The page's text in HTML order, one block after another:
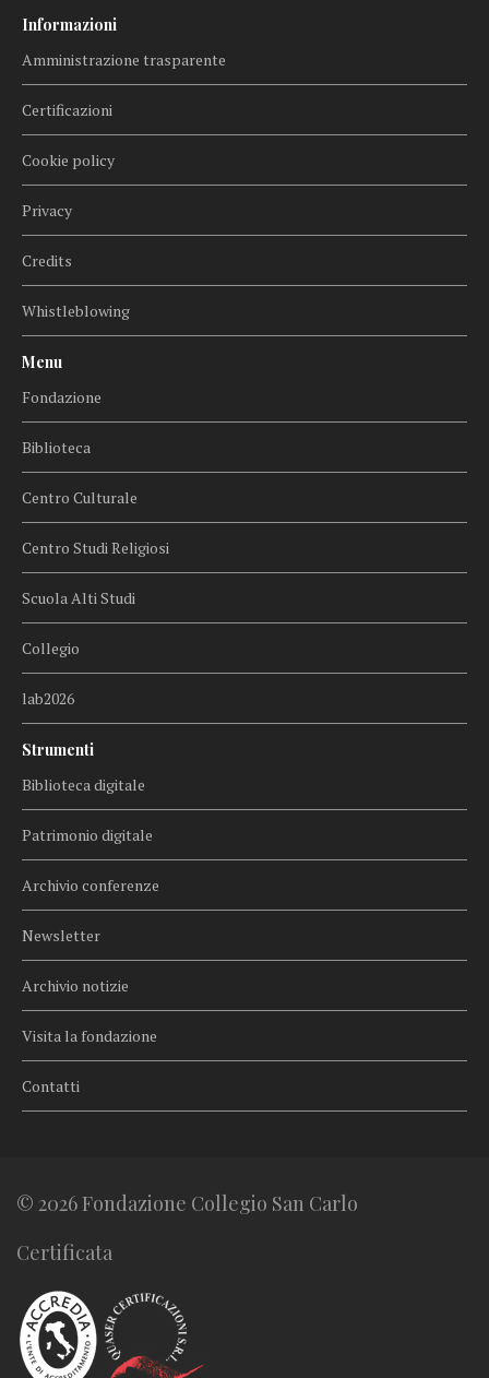
Informazioni
Amministrazione trasparente
Certificazioni
Cookie policy
Privacy
Credits
Whistleblowing
Menu
Fondazione
Biblioteca
Centro Culturale
Centro Studi Religiosi
Scuola Alti Studi
Collegio
lab2026
Strumenti
Biblioteca digitale
Patrimonio digitale
Archivio conferenze
Newsletter
Archivio notizie
Visita la fondazione
Contatti
© 2026 Fondazione Collegio San Carlo
Certificata